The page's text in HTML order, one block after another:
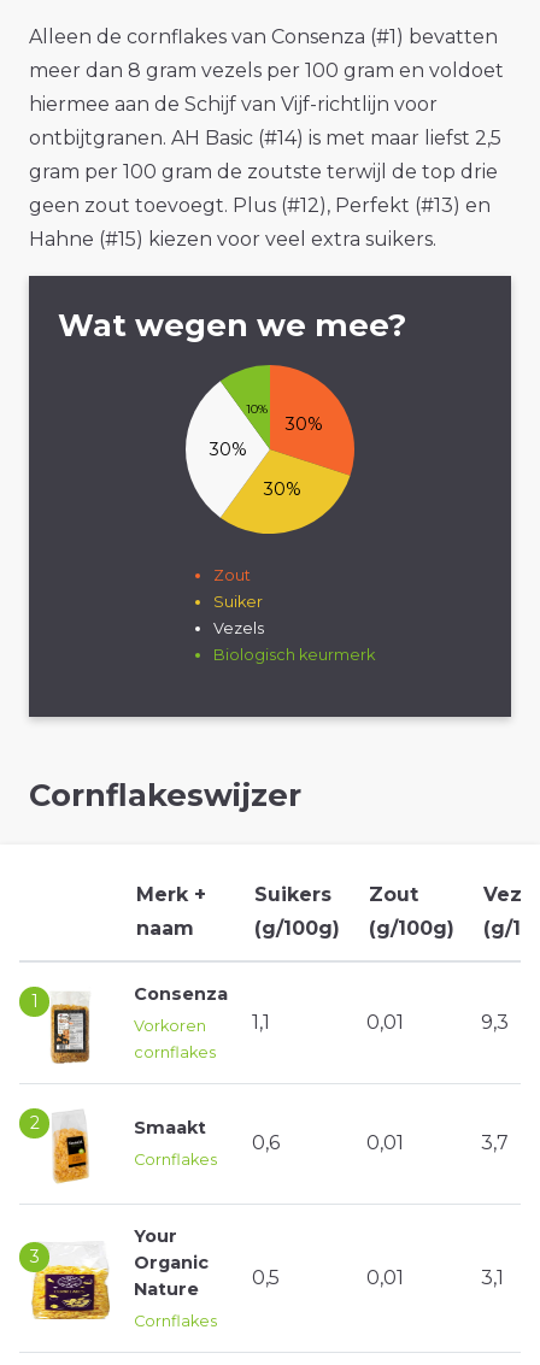
Alleen de cornflakes van Consenza (#1) bevatten
meer dan 8 gram vezels per 100 gram en voldoet
hiermee aan de Schijf van Vijf-richtlijn voor
ontbijtgranen. AH Basic (#14) is met maar liefst 2,5
gram per 100 gram de zoutste terwijl de top drie
geen zout toevoegt. Plus (#12), Perfekt (#13) en
Hahne (#15) kiezen voor veel extra suikers.
Wat wegen we mee?
30%
30%
30%
10%
Zout
Suiker
Vezels
Biologisch keurmerk
Cornflakeswijzer
Merk +
naam
Suikers
(g/100g)
Zout
(g/100g)
(g/
1 Consenza
Vorkoren
cornflakes
1,1 0,01 9,3
2 Smaakt
Cornflakes
0,6 0,01 3,7
3
Your
Organic
Nature
Cornflakes
0,5 0,01 3,1